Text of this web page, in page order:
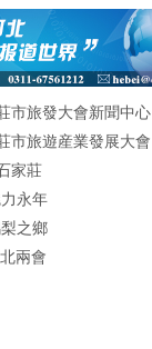
市旅發大會新聞中心
市旅遊産業發展大會
家莊
力永年
梨之鄉
兩會